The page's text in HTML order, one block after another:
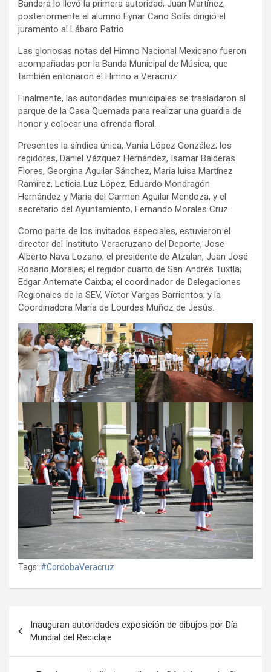
Bandera lo llevó la primera autoridad, Juan Martínez,
posteriormente el alumno Eynar Cano Solís dirigió el
juramento al Lábaro Patrio.
Las gloriosas notas del Himno Nacional Mexicano fueron
acompañadas por la Banda Municipal de Música, que
también entonaron el Himno a Veracruz.
Finalmente, las autoridades municipales se trasladaron al
parque de la Casa Quemada para realizar una guardia de
honor y colocar una ofrenda floral.
Presentes la síndica única, Vania López González; los
regidores, Daniel Vázquez Hernández, Isamar Balderas
Flores, Georgina Aguilar Sánchez, Maria luisa Martínez
Ramírez, Leticia Luz López, Eduardo Mondragón
Hernández y María del Carmen Aguilar Mendoza, y el
secretario del Ayuntamiento, Fernando Morales Cruz.
Como parte de los invitados especiales, estuvieron el
director del Instituto Veracruzano del Deporte, Jose
Alberto Nava Lozano; el presidente de Atzalan, Juan José
Rosario Morales; el regidor cuarto de San Andrés Tuxtla;
Edgar Antemate Caixba; el coordinador de Delegaciones
Regionales de la SEV, Víctor Vargas Barrientos; y la
Coordinadora María de Lourdes Muñoz de Jesús.
Tags: #CordobaVeracruz
de
entradas
Inauguran autoridades exposición de dibujos por Día
Mundial del Reciclaje